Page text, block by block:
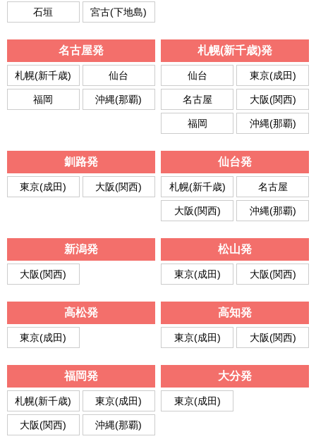
石垣 宮古(下地島)
名古屋発
札幌(新千歳) 仙台
福岡 沖縄(那覇)
札幌(新千歳)発
仙台 東京(成田)
名古屋 大阪(関西)
福岡 沖縄(那覇)
釧路発
東京(成田) 大阪(関西)
仙台発
札幌(新千歳) 名古屋
大阪(関西) 沖縄(那覇)
新潟発
大阪(関西)
松山発
東京(成田) 大阪(関西)
高松発
東京(成田)
高知発
東京(成田) 大阪(関西)
福岡発
札幌(新千歳) 東京(成田)
大阪(関西) 沖縄(那覇)
大分発
東京(成田)